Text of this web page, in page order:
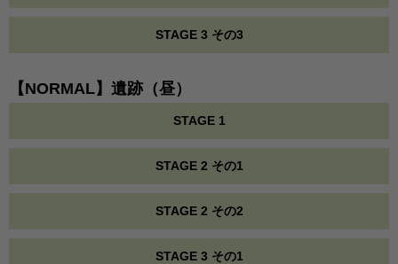
STAGE 3 その3
【NORMAL】遺跡（昼）
STAGE 1
STAGE 2 その1
STAGE 2 その2
STAGE 3 その1